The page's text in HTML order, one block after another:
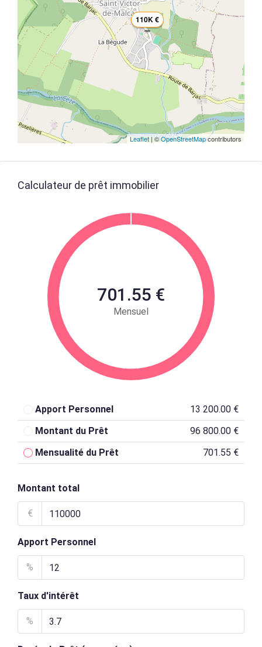
110K €
Leaflet | ©OpenStreetMapcontributors
Calculateur de prêt immobilier
701.55 €
Mensuel
Apport Personnel
13 200.00 €
Montant du Prêt
96 800.00 €
Mensualité du Prêt
701.55 €
Montant total
€
Apport Personnel
%
Taux d'intérêt
%